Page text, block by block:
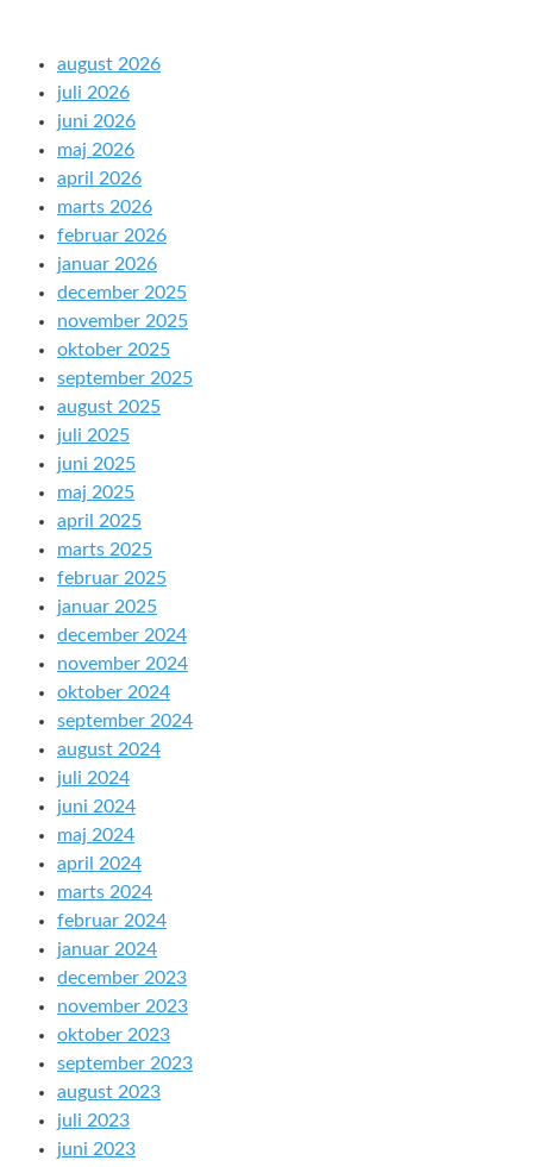
august 2026
juli 2026
juni 2026
maj 2026
april 2026
marts 2026
februar 2026
januar 2026
december 2025
november 2025
oktober 2025
september 2025
august 2025
juli 2025
juni 2025
maj 2025
april 2025
marts 2025
februar 2025
januar 2025
december 2024
november 2024
oktober 2024
september 2024
august 2024
juli 2024
juni 2024
maj 2024
april 2024
marts 2024
februar 2024
januar 2024
december 2023
november 2023
oktober 2023
september 2023
august 2023
juli 2023
juni 2023